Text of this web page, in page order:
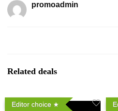
promoadmin
Related deals
Editor choice